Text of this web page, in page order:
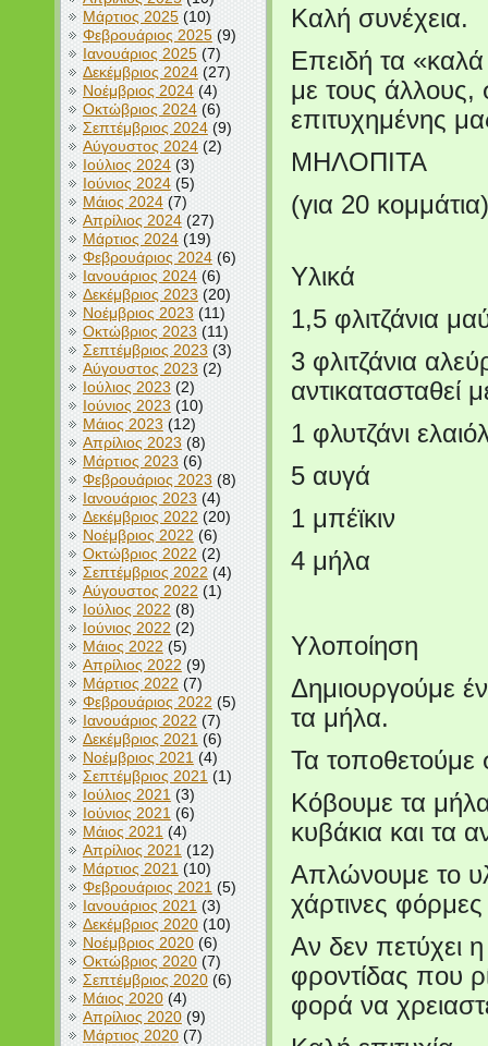
Μάρτιος 2025(10)
Φεβρουάριος 2025(9)
Ιανουάριος 2025(7)
Δεκέμβριος 2024(27)
Νοέμβριος 2024(4)
Οκτώβριος 2024(6)
Σεπτέμβριος 2024(9)
Αύγουστος 2024(2)
Ιούλιος 2024(3)
Ιούνιος 2024(5)
Μάιος 2024(7)
Απρίλιος 2024(27)
Μάρτιος 2024(19)
Φεβρουάριος 2024(6)
Ιανουάριος 2024(6)
Δεκέμβριος 2023 (20)
Νοέμβριος 2023 (11)
Οκτώβριος 2023(11)
Σεπτέμβριος 2023 (3)
Αύγουστος 2023 (2)
Ιούλιος 2023(2)
Ιούνιος 2023(10)
Μάιος 2023 (12)
Απρίλιος 2023 (8)
Μάρτιος 2023 (6)
Φεβρουάριος 2023(8)
Ιανουάριος 2023 (4)
Δεκέμβριος 2022 (20)
Νοέμβριος 2022 (6)
Οκτώβριος 2022 (2)
Σεπτέμβριος 2022 (4)
Αύγουστος 2022 (1)
Ιούλιος 2022 (8)
Ιούνιος 2022 (2)
Μάιος 2022 (5)
Απρίλιος 2022 (9)
Μάρτιος 2022 (7)
Φεβρουάριος 2022 (5)
Ιανουάριος 2022 (7)
Δεκέμβριος 2021 (6)
Νοέμβριος 2021 (4)
Σεπτέμβριος 2021 (1)
Ιούλιος 2021 (3)
Ιούνιος 2021 (6)
Μάιος 2021 (4)
Απρίλιος 2021 (12)
Μάρτιος 2021 (10)
Φεβρουάριος 2021 (5)
Ιανουάριος 2021 (3)
Δεκέμβριος 2020(10)
Νοέμβριος 2020(6)
Οκτώβριος 2020(7)
Σεπτέμβριος 2020(6)
Μάιος 2020(4)
Απρίλιος 2020(9)
Μάρτιος 2020(7)
Καλή συνέχεια.
Επειδή τα
με τους άλλους,
επιτυχημένης
ΜΗΛΟΠΙΤΑ
(για 20 κομμάτια)
Υλικά
1,5 φλιτζάνια
3 φλιτζάνια
1 φλυτζάνι
5 αυγά
1 μπέϊκιν
4 μήλα
Υλοποίηση
Δημιουργούμε
τα μήλα.
Τα τοποθετούμε
Κόβουμε τα
κυβάκια και τα
Απλώνουμε το
χάρτινες
Αν δεν πετύχει
φροντίδας που
φορά να